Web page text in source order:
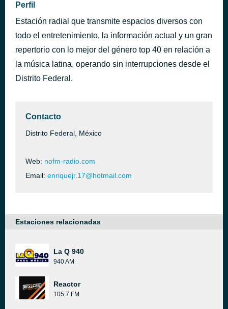
Perfil
Estación radial que transmite espacios diversos con
todo el entretenimiento, la información actual y un gran
repertorio con lo mejor del género top 40 en relación a
la música latina, operando sin interrupciones desde el
Distrito Federal.
Contacto
Distrito Federal, México
Web: nofm-radio.com
Email: enriquejr.17@hotmail.com
Estaciones relacionadas
La Q 940
940 AM
Reactor
105.7 FM